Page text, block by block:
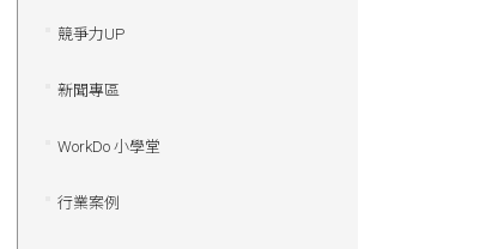
競爭力UP
新聞專區
WorkDo 小學堂
行業案例